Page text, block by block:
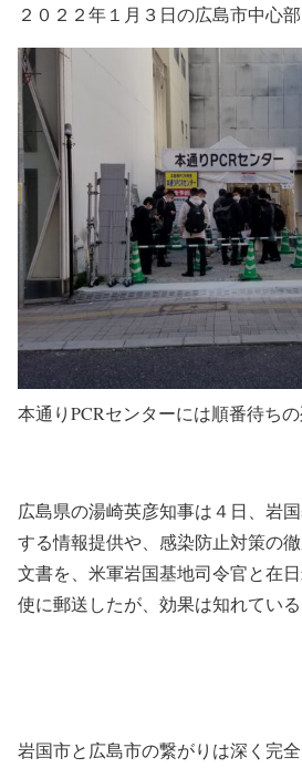
２０２２年１月３日の広島市中心
本通りPCRセンターには順番待ちの
広島県の湯崎英彦知事は４日、岩
する情報提供や、感染防止対策の
文書を、米軍岩国基地司令官と在
使に郵送したが、効果は知れている
岩国市と広島市の繋がりは深く完全